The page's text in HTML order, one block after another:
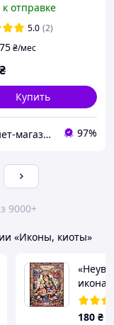
к отправке
5.0 (2)
₴/мес
₴
Купить
Інтернет-магазин "Podarynki" 97%
9000+
«Иконы, киоты»
икона
180 ₴